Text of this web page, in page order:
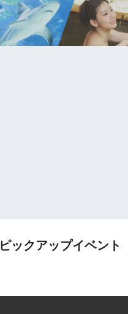
ピックアップイベント